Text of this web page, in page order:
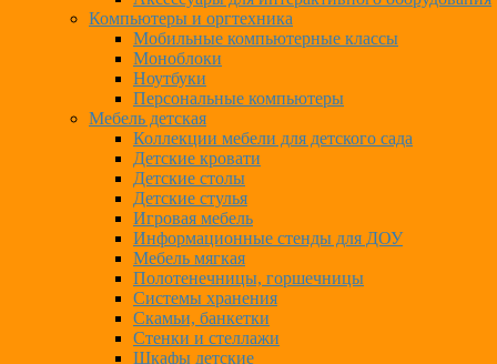
Компьютеры и оргтехника
Мобильные компьютерные классы
Моноблоки
Ноутбуки
Персональные компьютеры
Мебель детская
Коллекции мебели для детского сада
Детские кровати
Детские столы
Детские стулья
Игровая мебель
Информационные стенды для ДОУ
Мебель мягкая
Полотенечницы, горшечницы
Системы хранения
Скамьи, банкетки
Стенки и стеллажи
Шкафы детские